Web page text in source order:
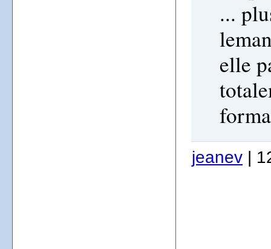
...
elle
jeanev |